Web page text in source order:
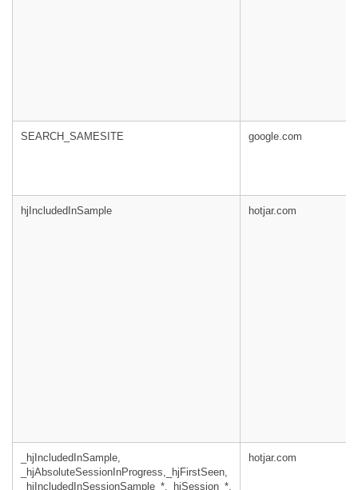
SEARCH_SAMESITE google.com
hjIncludedInSample hotjar.com
_hjIncludedInSample,
_hjAbsoluteSessionInProgress,_hjFirstSeen,
_hjIncludedInSessionSample_*,_hjSession_*,
hotjar.com